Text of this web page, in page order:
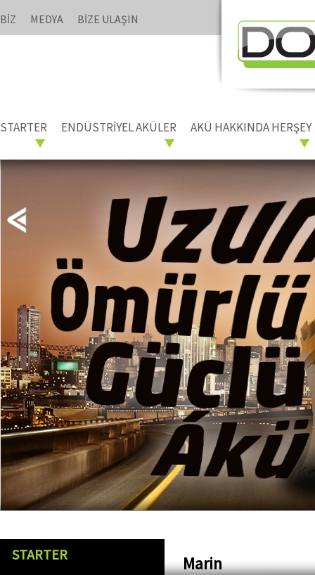
BİZ MEDYA BİZE ULAŞIN
STARTER ENDÜSTRİYEL AKÜLER AKÜ HAKKINDA HERŞEY
STARTER Marin